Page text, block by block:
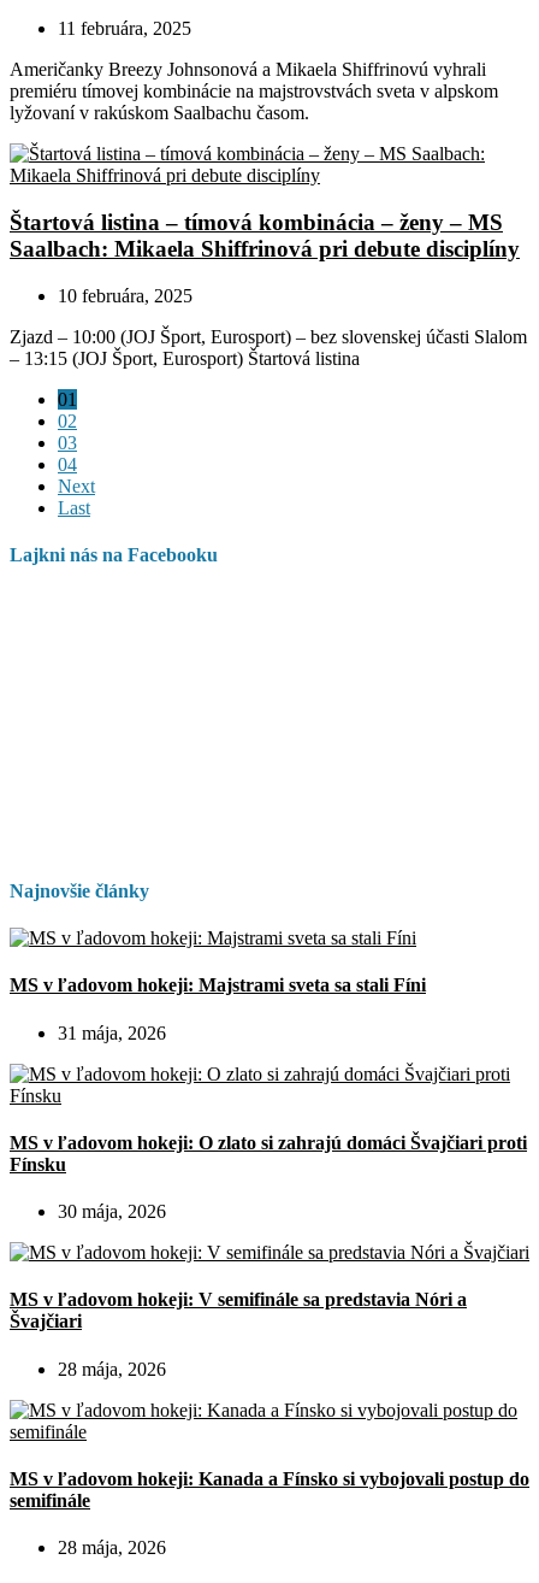
11 februára, 2025
Američanky Breezy Johnsonová a Mikaela Shiffrinovú vyhrali
premiéru tímovej kombinácie na majstrovstvách sveta v alpskom
lyžovaní v rakúskom Saalbachu časom.
Štartová listina – tímová kombinácia – ženy – MS
Saalbach: Mikaela Shiffrinová pri debute disciplíny
10 februára, 2025
Zjazd – 10:00 (JOJ Šport, Eurosport) – bez slovenskej účasti Slalom
– 13:15 (JOJ Šport, Eurosport) Štartová listina
01
02
03
04
Next
Last
Lajkni nás na Facebooku
Najnovšie články
MS v ľadovom hokeji: Majstrami sveta sa stali Fíni
31 mája, 2026
MS v ľadovom hokeji: O zlato si zahrajú domáci Švajčiari proti
Fínsku
30 mája, 2026
MS v ľadovom hokeji: V semifinále sa predstavia Nóri a
Švajčiari
28 mája, 2026
MS v ľadovom hokeji: Kanada a Fínsko si vybojovali postup do
semifinále
28 mája, 2026